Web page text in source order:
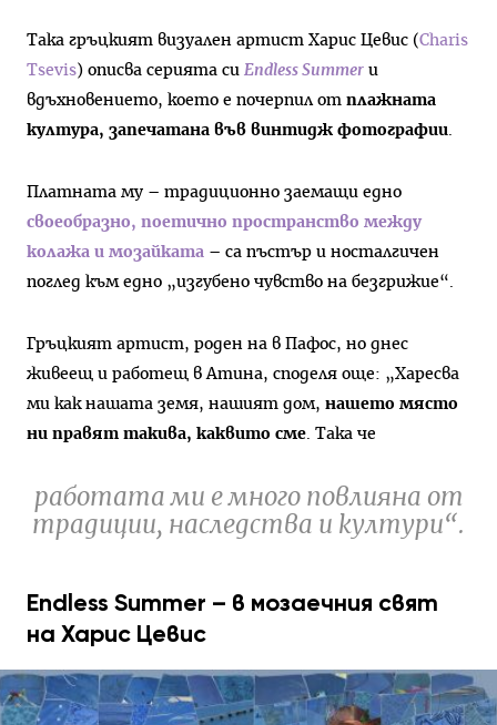
Така гръцкият визуален артист Харис Цевис (Charis
Tsevis) описва серията си Endless Summer и
вдъхновението, което е почерпил от плажната
култура, запечатана във винтидж фотографии.
Платната му – традиционно заемащи едно
своеобразно, поетично пространство между
колажа и мозайката – са пъстър и носталгичен
поглед към едно „изгубено чувство на безгрижие“.
Гръцкият артист, роден на в Пафос, но днес
живеещ и работещ в Атина, споделя още: „Харесва
ми как нашата земя, нашият дом, нашето място
ни правят такива, каквито сме . Така че
работата ми е много повлияна от
традиции, наследства и култури“.
Endless Summer – в мозаечния свят
на Харис Цевис